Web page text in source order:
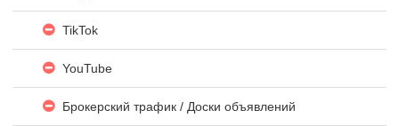
TikTok
YouTube
Брокерский трафик / Доски объявлений